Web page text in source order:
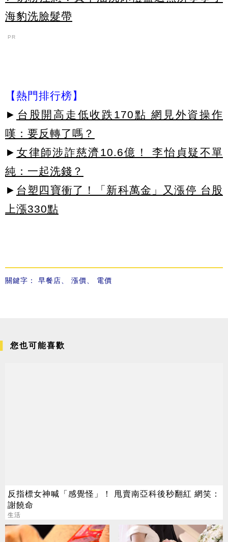
海豹洗臉髮帶
PR
【熱門排行榜】
► 台股開高走低收跌170點 網見外資操作
嘆：要反轉了嗎？
► 女律師涉詐慈濟10.6億！ 李怡貞疑不單
純：一起洗錢？
► 台塑四寶衝了！「新科萬金」又漲停 台股
上漲330點
關鍵字： 早餐店、 漲價、 電價
您也可能喜歡
反指標女神喊「感覺怪」！ 甩賣南亞科後秒翻紅 網笑：
謝饒命
生活